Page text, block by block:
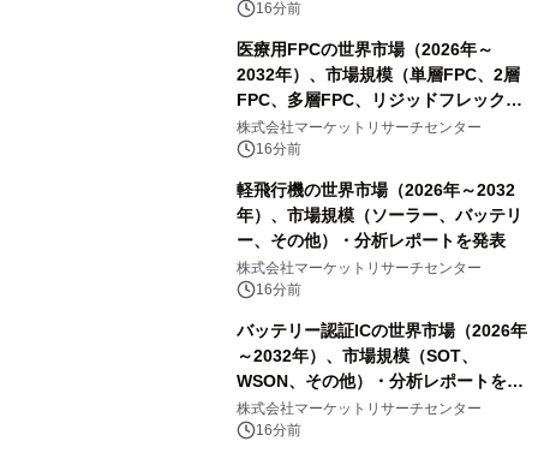
表16分前
医療用FPCの世界市場（2026年～
2032年）、市場規模（単層FPC、2層
FPC、多層FPC、リジッドフレックス
PCB）・分析レポートを発表
株式会社マーケットリサーチセンター
16分前
軽飛行機の世界市場（2026年～2032
年）、市場規模（ソーラー、バッテリ
ー、その他）・分析レポートを発表
株式会社マーケットリサーチセンター
16分前
バッテリー認証ICの世界市場（2026年
～2032年）、市場規模（SOT、
WSON、その他）・分析レポートを発
表
株式会社マーケットリサーチセンター
16分前